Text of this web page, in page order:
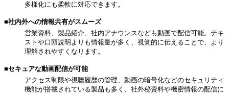
多様化にも柔軟に対応できます。
■社内外への情報共有がスムーズ
営業資料、製品紹介、社内アナウンスなども動画で配信可能。テキ
ストや口頭説明よりも情報量が多く、視覚的に伝えることで、より
理解されやすくなります。
■セキュアな動画配信が可能
アクセス制限や視聴履歴の管理、動画の暗号化などのセキュリティ
機能が搭載されている製品も多く、社外秘資料や機密情報の配信に